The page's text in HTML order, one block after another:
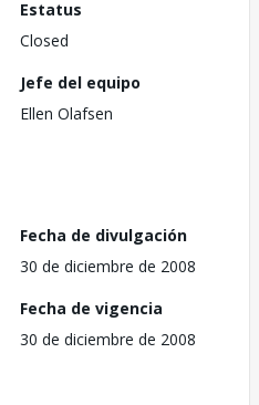
Estatus
Closed
Jefe del equipo
Ellen Olafsen
Fecha de divulgación
30 de diciembre de 2008
Fecha de vigencia
30 de diciembre de 2008